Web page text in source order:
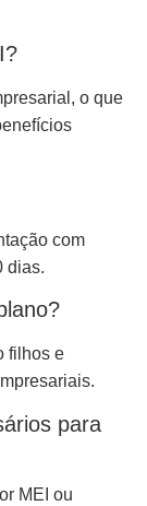
o que
com
dias.
filhos e
para
MEI ou